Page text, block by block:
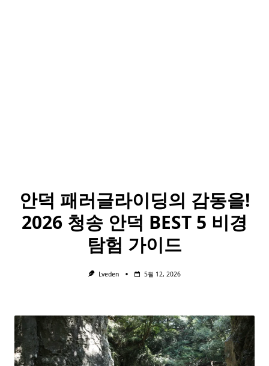
안덕 패러글라이딩의 감동을!
2026 청송 안덕 BEST 5 비경
탐험 가이드
Lveden 5월 12, 2026